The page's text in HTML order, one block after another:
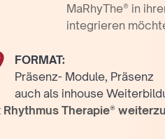
MaRhyThe® in
integrieren
FORMAT:
Präsenz- Module, Präsenz
auch als inhouse
Therapie®